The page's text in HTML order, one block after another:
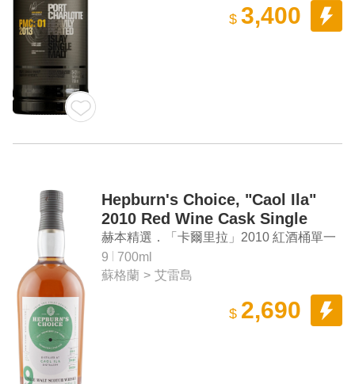
$ 3,400
Hepburn's Choice, "Caol Ila"
2010 Red Wine Cask Single
Malt Scotch Whisky
赫本精選．「卡爾里拉」2010 紅酒桶單一
麥芽蘇格蘭威士忌
9
700ml
蘇格蘭 > 艾雷島
$ 2,690